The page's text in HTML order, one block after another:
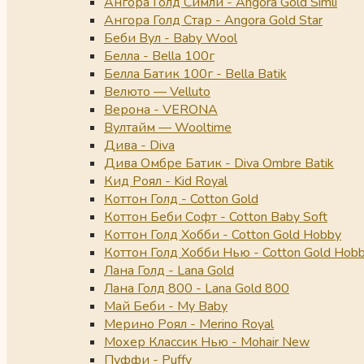
Ангора Голд Стар - Angora Gold Star
Беби Вул - Baby Wool
Белла - Bella 100г
Белла Батик 100г - Bella Batik
Велюто — Velluto
Верона - VERONA
Вултайм — Wooltime
Дива - Diva
Дива Омбре Батик - Diva Ombre Batik
Кид Роял - Kid Royal
Коттон Голд - Cotton Gold
Коттон Беби Софт - Cotton Baby Soft
Коттон Голд Хобби - Cotton Gold Hobby
Коттон Голд Хобби Нью - Cotton Gold
Лана Голд - Lana Gold
Лана Голд 800 - Lana Gold 800
Май Беби - My Baby
Мерино Роял - Merino Royal
Мохер Классик Нью - Mohair New
Пуффи - Puffy